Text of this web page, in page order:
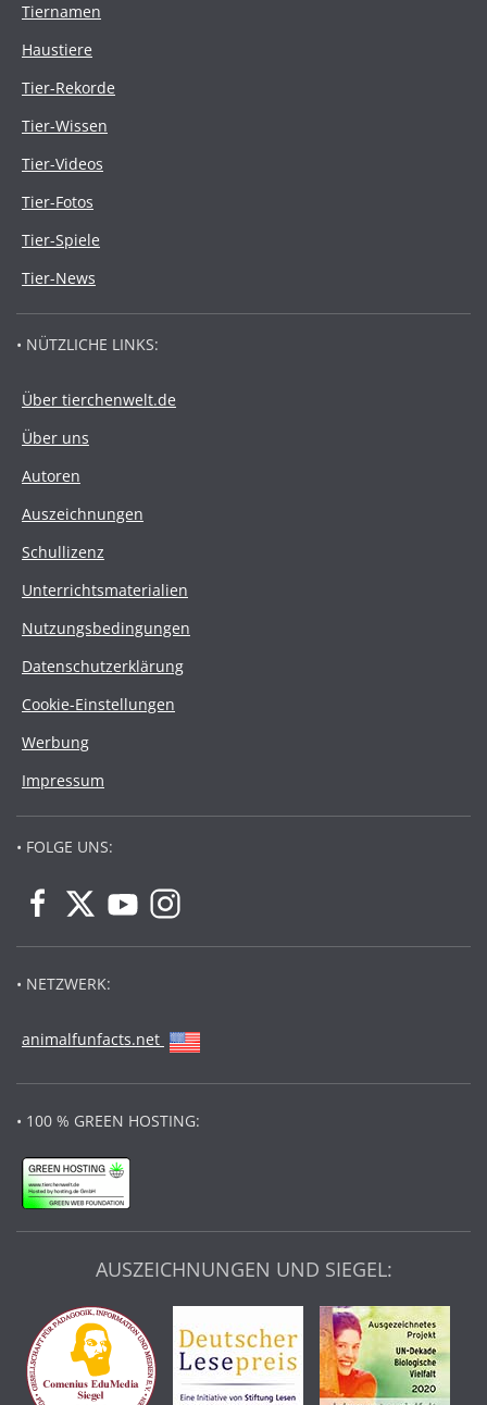
Tiernamen
Haustiere
Tier-Rekorde
Tier-Wissen
Tier-Videos
Tier-Fotos
Tier-Spiele
Tier-News
• NÜTZLICHE LINKS:
Über tierchenwelt.de
Über uns
Autoren
Auszeichnungen
Schullizenz
Unterrichtsmaterialien
Nutzungsbedingungen
Datenschutzerklärung
Cookie-Einstellungen
Werbung
Impressum
• FOLGE UNS:
• NETZWERK:
animalfunfacts.net
• 100 % GREEN HOSTING:
AUSZEICHNUNGEN UND SIEGEL: